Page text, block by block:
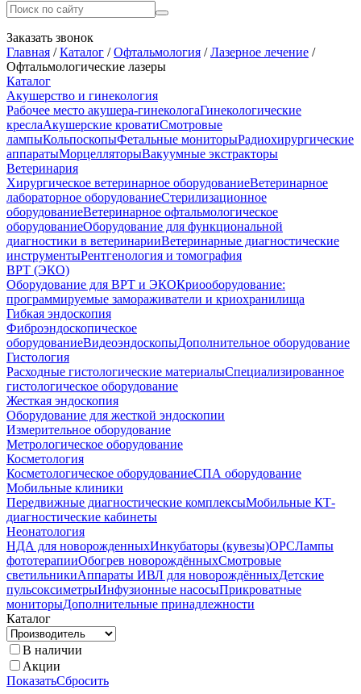
Заказать звонок
Главная /Каталог /Офтальмология /Лазерное лечение /
Офтальмологические лазеры
Каталог
Акушерство и гинекология
Рабочее место акушера-гинекологаГинекологические
креслаАкушерские кроватиСмотровые
лампыКольпоскопыФетальные мониторыРадиохирургические
аппаратыМорцелляторыВакуумные экстракторы
Ветеринария
Хирургическое ветеринарное оборудованиеВетеринарное
лабораторное оборудованиеСтерилизационное
оборудованиеВетеринарное офтальмологическое
оборудованиеОборудование для функциональной
диагностики в ветеринарииВетеринарные диагностические
инструментыРентгенология и томография
ВРТ (ЭКО)
Оборудование для ВРТ и ЭКОКриооборудование:
программируемые замораживатели и криохранилища
Гибкая эндоскопия
Фиброэндоскопическое
оборудованиеВидеоэндоскопыДополнительное оборудование
Гистология
Расходные гистологические материалыСпециализированное
гистологическое оборудование
Жесткая эндоскопия
Оборудование для жесткой эндоскопии
Измерительное оборудование
Метрологическое оборудование
Косметология
Косметологическое оборудованиеСПА оборудование
Мобильные клиники
Передвижные диагностические комплексыМобильные КТ-
диагностические кабинеты
Неонатология
НДА для новорожденныхИнкубаторы (кувезы)ОРСЛампы
фототерапииОбогрев новорождённыхСмотровые
светильникиАппараты ИВЛ для новорождённыхДетские
пульсоксиметрыИнфузионные насосыПрикроватные
мониторыДополнительные принадлежности
Каталог
В наличии
Акции
ПоказатьСбросить